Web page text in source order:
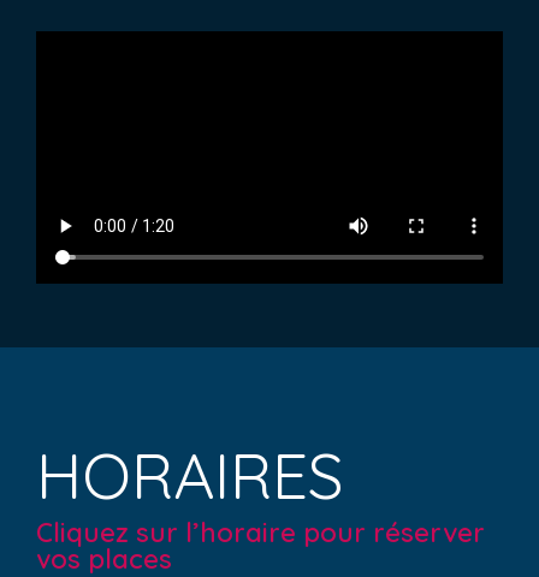
HORAIRES
Cliquez sur l’horaire pour réserver
vos places